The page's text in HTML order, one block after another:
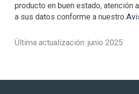
producto en buen estado, atención
a sus datos conforme a nuestro
Última actualización: junio 2025